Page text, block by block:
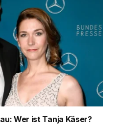
Wer ist Tanja Käser?